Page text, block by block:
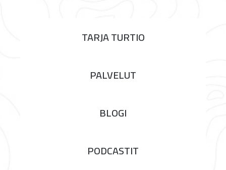
TARJA TURTIO
PALVELUT
BLOGI
PODCASTIT